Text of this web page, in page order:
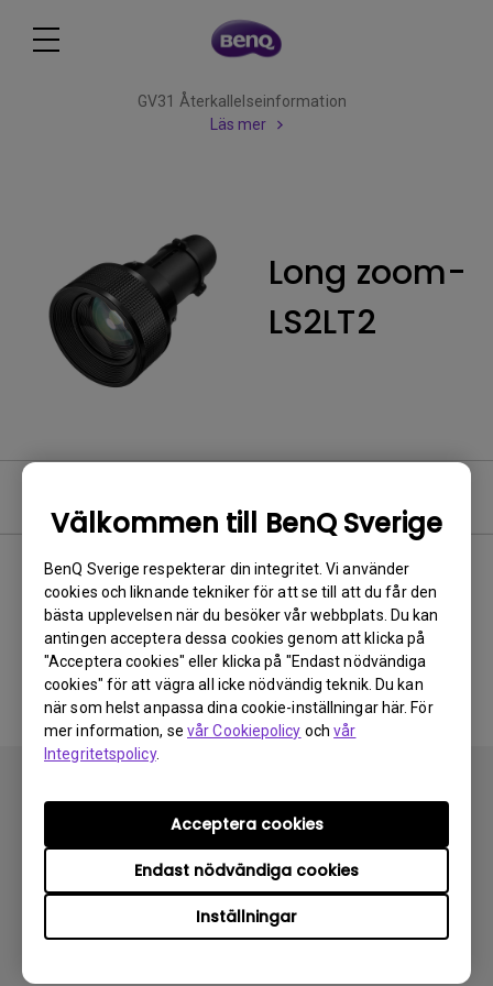
Välkommen till BenQ Sverige
BenQ Sverige respekterar din integritet. Vi använder
cookies och liknande tekniker för att se till att du får den
bästa upplevelsen när du besöker vår webbplats. Du kan
antingen acceptera dessa cookies genom att klicka på
"Acceptera cookies" eller klicka på "Endast nödvändiga
cookies" för att vägra all icke nödvändig teknik. Du kan
när som helst anpassa dina cookie-inställningar här. För
mer information, se vår Cookiepolicy ochvår
Integritetspolicy.
Inställningar
Endast nödvändiga cookies
Acceptera cookies
GV31 Återkallelseinformation
Läs mer
Long zoom-
LS2LT2
Ingen relaterad
programvara och drivrutin
Prenumerera
Produkter